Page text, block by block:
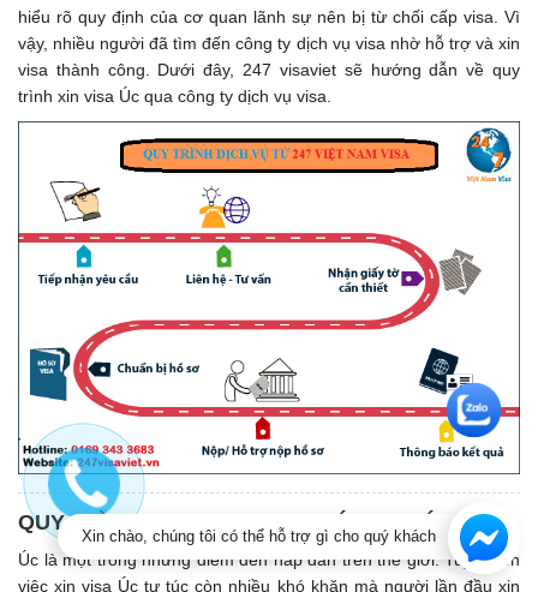
hiểu rõ quy định của cơ quan lãnh sự nên bị từ chối cấp visa. Vì
vậy, nhiều người đã tìm đến công ty dịch vụ visa nhờ hỗ trợ và xin
visa thành công. Dưới đây, 247 visaviet sẽ hướng dẫn về quy
trình xin visa Úc qua công ty dịch vụ visa.
QUY TRÌNH XIN VISA DU LỊCH ÚC TỰ TÚC.
Úc là một trong những điểm đến hấp dẫn trên thế giới. Tuy nhiên
việc xin visa Úc tự túc còn nhiều khó khăn mà người lần đầu xin
Xin chào, chúng tôi có thể hỗ trợ gì cho quý khách